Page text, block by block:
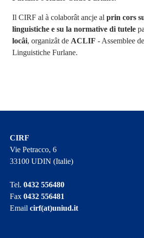
Il CIRF al à colaborât ancje al prin cors
linguistiche e su la normative di tutele
locâi, organizât de ACLIF - Assemblee
Linguistiche Furlane.
CIRF
Vie Petracco, 6
33100 UDIN (Italie)
Tel.0432 556480
Fax0432 556481
Emailcirf(at)uniud.it